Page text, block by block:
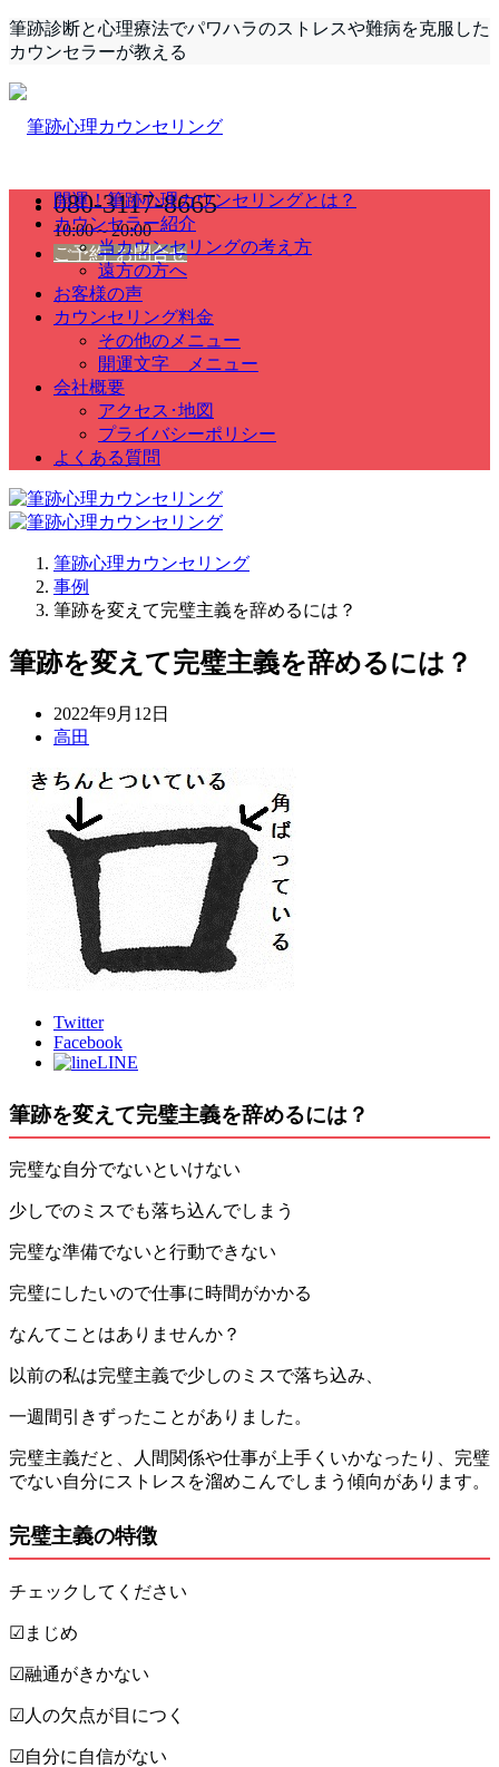
筆跡診断と心理療法でパワハラのストレスや難病を克服した
カウンセラーが教える
080-3117-8665
10:00～20:00
ご予約･お問合せ
開運！筆跡心理カウンセリングとは？
カウンセラー紹介
当カウンセリングの考え方
遠方の方へ
お客様の声
カウンセリング料金
その他のメニュー
開運文字 メニュー
会社概要
アクセス･地図
プライバシーポリシー
よくある質問
筆跡心理カウンセリング
事例
筆跡を変えて完璧主義を辞めるには？
筆跡を変えて完璧主義を辞めるには？
2022年9月12日
高田
Twitter
Facebook
LINE
筆跡を変えて完璧主義を辞めるには？
完璧な自分でないといけない
少しでのミスでも落ち込んでしまう
完璧な準備でないと行動できない
完璧にしたいので仕事に時間がかかる
なんてことはありませんか？
以前の私は完璧主義で少しのミスで落ち込み、
一週間引きずったことがありました。
完璧主義だと、人間関係や仕事が上手くいかなったり、完璧
でない自分にストレスを溜めこんでしまう傾向があります。
完璧主義の特徴
チェックしてください
☑まじめ
☑融通がきかない
☑人の欠点が目につく
☑自分に自信がない